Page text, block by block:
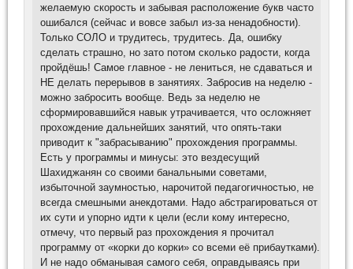
желаемую скорость и забывая расположение букв часто
ошибался (сейчас и вовсе забыл из-за ненадобности).
Только СОЛО и трудитесь, трудитесь. Да, ошибку
сделать страшно, но зато потом сколько радости, когда
пройдёшь! Самое главное - не лениться, не сдаваться и
НЕ делать перерывов в занятиях. Забросив на неделю -
можно забросить вообще. Ведь за неделю не
сформировавшийся навык утрачивается, что осложняет
прохождение дальнейших занятий, что опять-таки
приводит к "забрасыванию" прохождения программы.
Есть у программы и минусы: это вездесущий
Шахиджанян со своими банальными советами,
избыточной заумностью, нарочитой педагогичностью, не
всегда смешными анекдотами. Надо абстрагироваться от
их сути и упорно идти к цели (если кому интересно,
отмечу, что первый раз прохождения я прочитал
программу от «корки до корки» со всеми её прибаутками).
И не надо обманывая самого себя, оправдываясь при